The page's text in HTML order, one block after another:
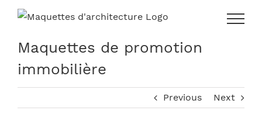
Skip
contentMaquettes de promotion
immobilière
Previous Next